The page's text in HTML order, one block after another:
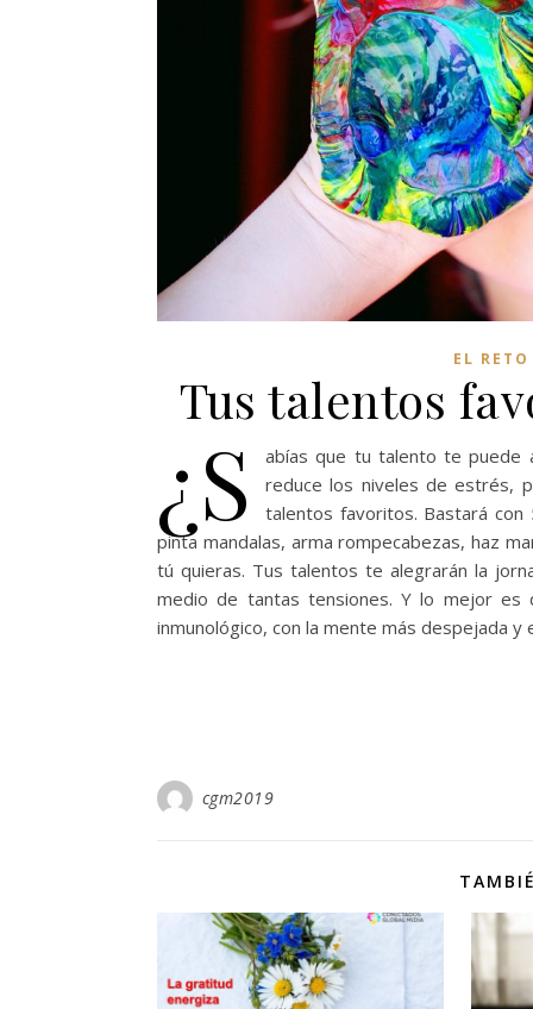
EL
Tus talentos
¿S
abías que tu talento te puede
reduce los niveles de estrés,
talentos favoritos. Bastará con
pinta mandalas, arma rompecabezas, haz
tú quieras. Tus talentos te alegrarán la
medio de tantas tensiones. Y lo mejor es
inmunológico, con la mente más despejada
cgm2019